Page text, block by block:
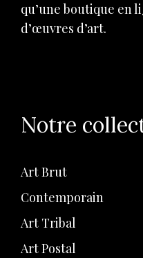
qu’une boutique en
d’œuvres d’art.
Notre
Art Brut
Contemporain
Art Tribal
Art Postal